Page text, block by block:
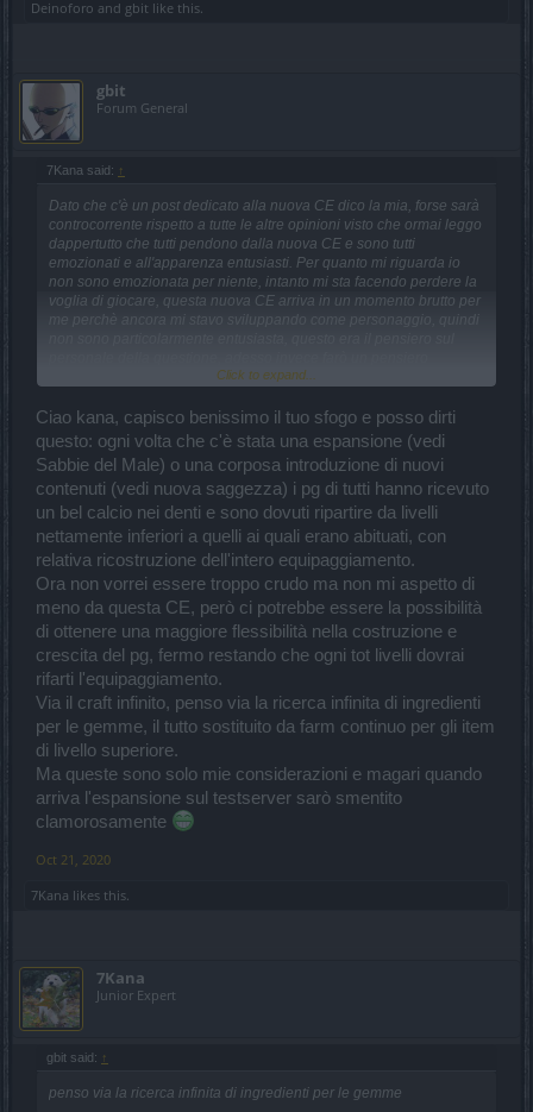
Deinoforo and gbit like this.
gbit
Forum General
7Kana said: ↑
Dato che c'è un post dedicato alla nuova CE dico la mia, forse sarà
controcorrente rispetto a tutte le altre opinioni visto che ormai leggo
dappertutto che tutti pendono dalla nuova CE e sono tutti
emozionati e all'apparenza entusiasti. Per quanto mi riguarda io
non sono emozionata per niente, intanto mi sta facendo perdere la
voglia di giocare, questa nuova CE arriva in un momento brutto per
me perchè ancora mi stavo sviluppando come personaggio, quindi
generico su cosa potrebbe portare a tutti sta nuova CE, allora, nutro
caccia agli oggetti per rifarsi il personaggio daccapo (con grande
dispiacere per tutti), senza contare che magari poi uno affronta
alcune difficoltà e gli oggetti in questione non cadono nemmeno a
morire in aramaico, specie se si ha la fortuna di Fantozzi con la
nuvoletta piovosa sempre appresso, inoltre aggiungere nuovi
crafting di gemme mi pare inappropriato se il farming resta quello
che è ora, negli altri giochi se andavo a farmare oggetti, e grindavo
ottenevo quegli oggetti
, invece qui è tutto casuale, devi
aspettare Dio che te lo invii dal cielo, esempio il mangiasogni o gli
occhi furbeschi, tu uccidi troppe volte il boss e magari dopo tanto
spreco di chiavi, energie/tempo ne droppi solo uno, perchè il più
delle volte droppano porcheria inutile e poi magari fai la quest per
oggetti casuali e li droppi da la (oltre al danno la beffa), ma
farming è troppo casuale e questo mi fece già pensare che alzare
le gemme a blu era perdere il mio tempo a grindare il nulla! di
conseguenza ne ho a blu solo poche. Speriamo tanto che il gioco
non peggiori in termini di pay for win, non lo so se mi sono spiegata
per bene, perchè non ci riesco quasi mai.
Click to expand...
Ciao kana, capisco benissimo il tuo sfogo e posso dirti
questo: ogni volta che c'è stata una espansione (vedi
Sabbie del Male) o una corposa introduzione di nuovi
contenuti (vedi nuova saggezza) i pg di tutti hanno ricevuto
un bel calcio nei denti e sono dovuti ripartire da livelli
nettamente inferiori a quelli ai quali erano abituati, con
relativa ricostruzione dell'intero equipaggiamento.
Ora non vorrei essere troppo crudo ma non mi aspetto di
meno da questa CE, però ci potrebbe essere la possibilità
di ottenere una maggiore flessibilità nella costruzione e
crescita del pg, fermo restando che ogni tot livelli dovrai
rifarti l'equipaggiamento.
Via il craft infinito, penso via la ricerca infinita di ingredienti
per le gemme, il tutto sostituito da farm continuo per gli item
di livello superiore.
Ma queste sono solo mie considerazioni e magari quando
arriva l'espansione sul testserver sarò smentito
clamorosamente
Oct 21, 2020
7Kana likes this.
7Kana
Junior Expert
gbit said: ↑
penso via la ricerca infinita di ingredienti per le gemme